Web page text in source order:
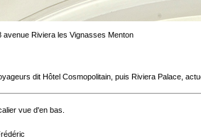
avenue Riviera les Vignasses Menton
dit Hôtel Cosmopolitain, puis Riviera Palace,
vue d'en bas.